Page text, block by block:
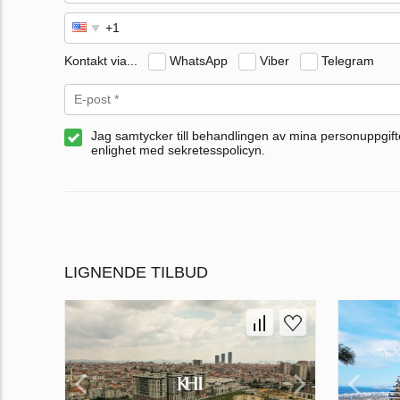
Kontakt via... WhatsApp Viber Telegram
Jag samtycker till behandlingen av mina
enlighet med sekretesspolicyn.
LIGNENDE TILBUD